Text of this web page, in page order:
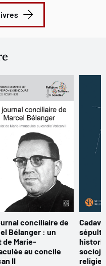
conciliaire de
Bélanger : un
de Marie-
au concile
II